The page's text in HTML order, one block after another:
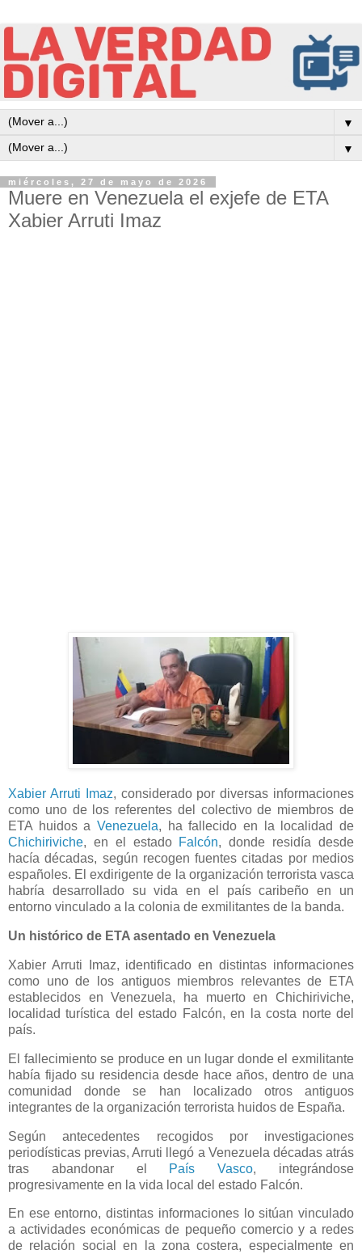
▼
▼
miércoles, 27 de mayo de 2026
Muere en Venezuela el exjefe de ETA
Xabier Arruti Imaz
Xabier Arruti Imaz, considerado por diversas informaciones
como uno de los referentes del colectivo de miembros de
ETA huidos a Venezuela, ha fallecido en la localidad de
Chichiriviche, en el estado Falcón, donde residía desde
hacía décadas, según recogen fuentes citadas por medios
españoles. El exdirigente de la organización terrorista vasca
habría desarrollado su vida en el país caribeño en un
entorno vinculado a la colonia de exmilitantes de la banda.
Un histórico de ETA asentado en Venezuela
Xabier Arruti Imaz, identificado en distintas informaciones
como uno de los antiguos miembros relevantes de ETA
establecidos en Venezuela, ha muerto en Chichiriviche,
localidad turística del estado Falcón, en la costa norte del
país.
El fallecimiento se produce en un lugar donde el exmilitante
había fijado su residencia desde hace años, dentro de una
comunidad donde se han localizado otros antiguos
integrantes de la organización terrorista huidos de España.
Según antecedentes recogidos por investigaciones
periodísticas previas, Arruti llegó a Venezuela décadas atrás
tras abandonar el País Vasco, integrándose
progresivamente en la vida local del estado Falcón.
En ese entorno, distintas informaciones lo sitúan vinculado
a actividades económicas de pequeño comercio y a redes
de relación social en la zona costera, especialmente en